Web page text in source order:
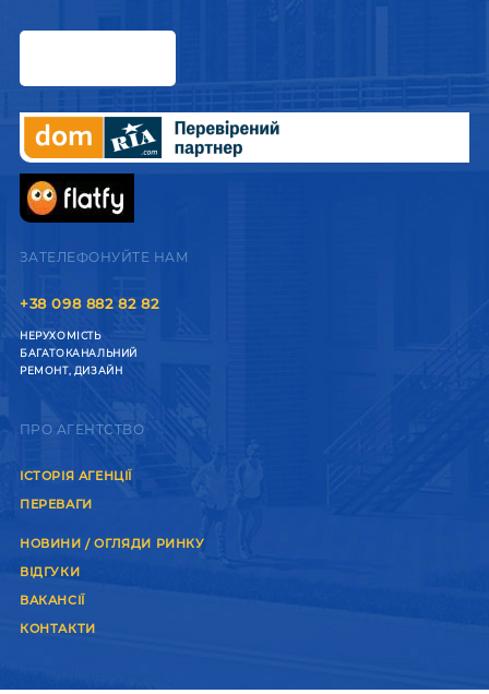
ЗАТЕЛЕФОНУЙТЕ НАМ
+38 098 882 82 82
НЕРУХОМІСТЬ
БАГАТОКАНАЛЬНИЙ
РЕМОНТ, ДИЗАЙН
ПРО АГЕНТСТВО
ІСТОРІЯ АГЕНЦІЇ
ПЕРЕВАГИ
НОВИНИ / ОГЛЯДИ РИНКУ
ВІДГУКИ
ВАКАНСІЇ
КОНТАКТИ